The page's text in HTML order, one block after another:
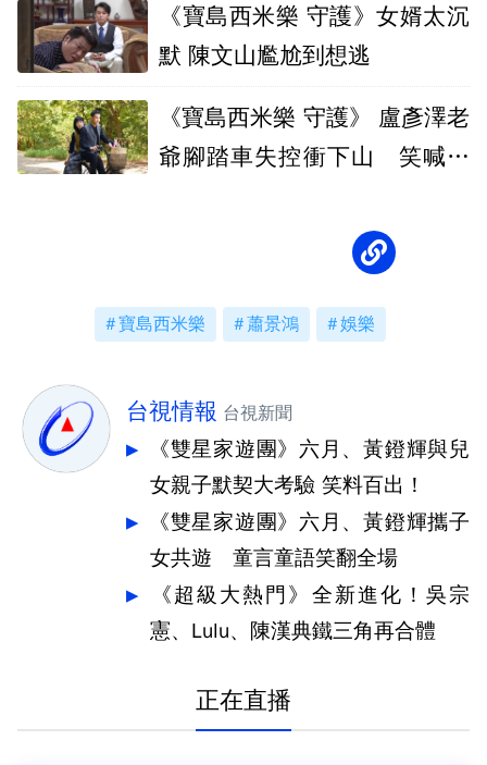
《寶島西米樂 守護》女婿太沉
默 陳文山尷尬到想逃
《寶島西米樂 守護》 盧彥澤老
爺腳踏車失控衝下山 笑喊像
寶島西米樂 蕭景鴻 娛樂
台視情報 台視新聞
《雙星家遊團》六月、黃鐙輝與兒
女親子默契大考驗 笑料百出！
《雙星家遊團》六月、黃鐙輝攜子
女共遊 童言童語笑翻全場
《超級大熱門》全新進化！吳宗
憲、Lulu、陳漢典鐵三角再合體
正在直播